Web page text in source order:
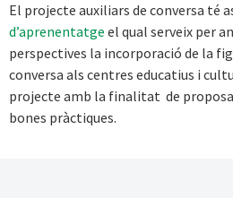
El projecte auxiliars de conversa té
d’aprenentatge el qual serveix per
perspectives la incorporació de la
conversa als centres educatius i
projecte amb la finalitat de
bones pràctiques.